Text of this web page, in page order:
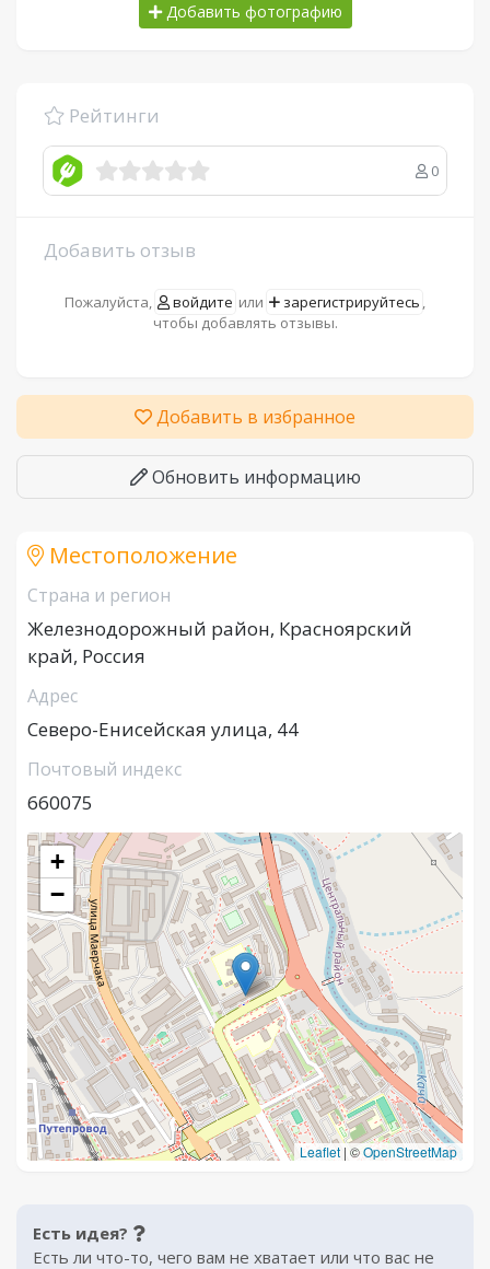
Добавить фотографию
Рейтинги
0
Добавить отзыв
Пожалуйста, войдите или зарегистрируйтесь ,
чтобы добавлять отзывы.
Добавить в избранное
Обновить информацию
Местоположение
Страна и регион
Железнодорожный район, Красноярский
край, Россия
Адрес
Северо-Енисейская улица, 44
Почтовый индекс
660075
+
−
Leaflet | ©OpenStreetMap
Есть идея?
Есть ли что-то, чего вам не хватает или что вас не